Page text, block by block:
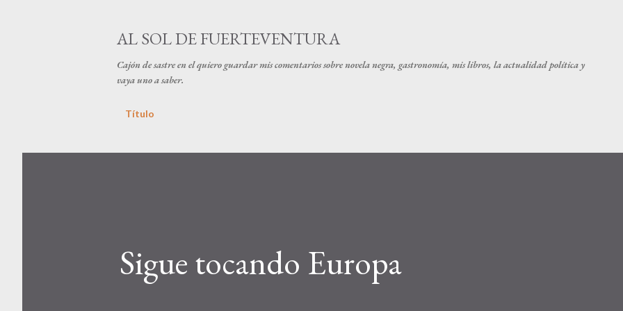
AL SOL DE FUERTEVENTURA
Cajón de sastre en el quiero guardar mis comentarios sobre novela negra, gastronomía, mis libros, la actualidad política y
vaya uno a saber.
Título
Sigue tocando Europa